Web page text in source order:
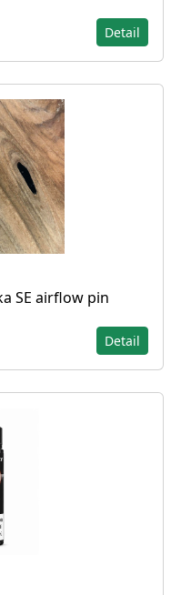
Detail
SE airflow pin
Detail